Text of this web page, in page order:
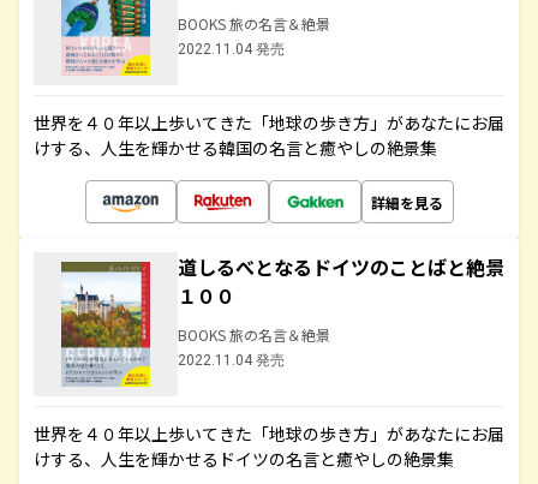
BOOKS 旅の名言＆絶景
2022.11.04 発売
世界を４０年以上歩いてきた「地球の歩き方」があなたにお届
けする、人生を輝かせる韓国の名言と癒やしの絶景集
詳細を見る
道しるべとなるドイツのことばと絶景
１００
BOOKS 旅の名言＆絶景
2022.11.04 発売
世界を４０年以上歩いてきた「地球の歩き方」があなたにお届
けする、人生を輝かせるドイツの名言と癒やしの絶景集